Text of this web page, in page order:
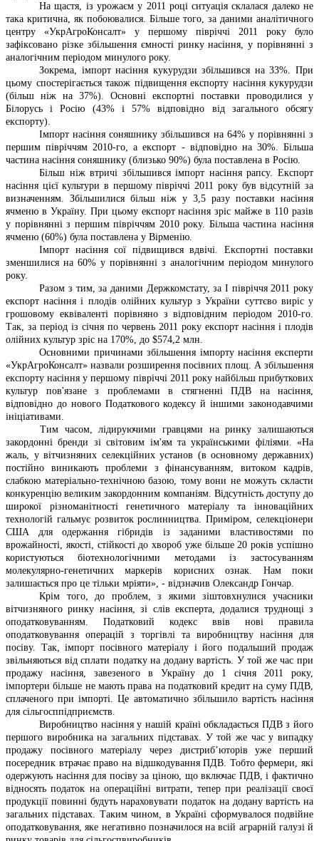
На щастя, із урожаєм у 2011 році ситуація склалася далеко не
така критична, як побоювалися. Більше того, за даними аналітичного
центру «УкрАгроКонсалт» у першому півріччі 2011 року було
зафіксовано різке збільшення ємності ринку насіння, у порівнянні з
аналогічним періодом минулого року.
Зокрема, імпорт насіння кукурудзи збільшився на 33%. При
цьому спостерігається також підвищення експорту насіння кукурудзи
(більш ніж на 37%). Основні експортні поставки проводилися у
Білорусь і Росію (43% і 57% відповідно від загального обсягу
експорту).
Імпорт насіння соняшнику збільшився на 64% у порівнянні з
першим півріччям 2010-го, а експорт - відповідно на 30%. Більша
частина насіння соняшнику (близько 90%) була поставлена в Росію.
Більш ніж втричі збільшився імпорт насіння рапсу. Експорт
насіння цієї культури в першому півріччі 2011 року був відсутній за
визначенням. Збільшилися більш ніж у 3,5 разу поставки насіння
ячменю в Україну. При цьому експорт насіння зріс майже в 110 разів
у порівнянні з першим півріччям 2010 року. Більша частина насіння
ячменю (60%) була поставлена у Вірменію.
Імпорт насіння сої підвищився вдвічі. Експортні поставки
зменшилися на 60% у порівнянні з аналогічним періодом минулого
року.
Разом з тим, за даними Держкомстату, за I півріччя 2011 року
експорт насіння і плодів олійних культур з України суттєво виріс у
грошовому еквіваленті порівняно з відповідним періодом 2010-го.
Так, за період із січня по червень 2011 року експорт насіння і плодів
олійних культур зріс на 170%, до $574,2 млн.
Основними причинами збільшення імпорту насіння експерти
«УкрАгроКонсалт» назвали розширення посівних площ. А збільшення
експорту насіння у першому півріччі 2011 року найбільш прибуткових
культур пов'язане з проблемами в стягненні ПДВ на насіння,
відповідно до нового Податкового кодексу й іншими законодавчими
ініціативами.
Тим часом, лідируючими гравцями на ринку залишаються
закордонні бренди зі світовим ім'ям та українськими філіями. «На
жаль, у вітчизняних селекційних установ (в основному державних)
постійно виникають проблеми з фінансуванням, витоком кадрів,
слабкою матеріально-технічною базою, тому вони не можуть скласти
конкуренцію великим закордонним компаніям. Відсутність доступу до
широкої різноманітності генетичного матеріалу та інноваційних
технологій гальмує розвиток рослинництва. Приміром, селекціонери
США для одержання гібридів із заданими властивостями по
врожайності, якості, стійкості до хвороб уже більше 20 років успішно
користуються біотехнологічними методами із застосуванням
молекулярно-генетичних маркерів корисних ознак. Нам поки
залишається про це тільки мріяти», - відзначив Олександр Гончар.
Крім того, до проблем, з якими зіштовхнулися учасники
вітчизняного ринку насіння, зі слів експерта, додалися труднощі з
оподатковуванням. Податковий кодекс ввів нові правила
оподатковування операцій з торгівлі та виробництву насіння для
посіву. Так, імпорт посівного матеріалу і його подальший продаж
звільняються від сплати податку на додану вартість. У той же час при
продажу насіння, завезеного в Україну до 1 січня 2011 року,
імпортери більше не мають права на податковий кредит на суму ПДВ,
сплаченого при імпорті. Це автоматично збільшило вартість насіння
для сільгосппідприємств.
Виробництво насіння у нашій країні обкладається ПДВ з його
першого виробника на загальних підставах. У той же час у випадку
продажу посівного матеріалу через дистриб’юторів уже перший
посередник втрачає право на відшкодування ПДВ. Тобто фермери, які
одержують насіння для посіву за ціною, що включає ПДВ, і фактично
відносять податок на операційні витрати, тепер при реалізації своєї
продукції повинні будуть нараховувати податок на додану вартість на
загальних підставах. Таким чином, в Україні сформувалося подвійне
оподатковування, яке негативно позначилося на всій аграрній галузі й